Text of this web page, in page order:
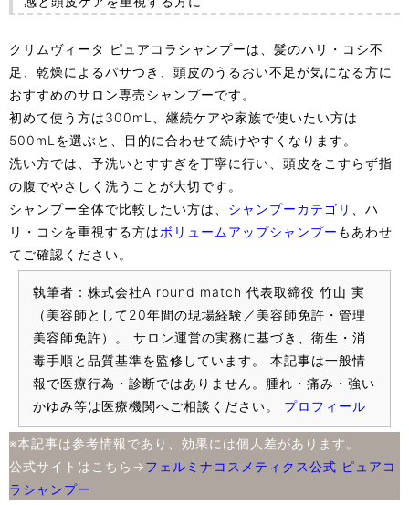
クリムヴィータ ピュアコラシャンプーは、髪のハリ・コシ不
足、乾燥によるパサつき、頭皮のうるおい不足が気になる方に
おすすめのサロン専売シャンプーです。
初めて使う方は300mL、継続ケアや家族で使いたい方は
500mLを選ぶと、目的に合わせて続けやすくなります。
洗い方では、予洗いとすすぎを丁寧に行い、頭皮をこすらず指
の腹でやさしく洗うことが大切です。
シャンプー全体で比較したい方は、 シャンプーカテゴリ
、ハ
リ・コシを重視する方はボリュームアップシャンプー もあわせ
てご確認ください。
執筆者：株式会社A round match 代表取締役 竹山 実
（美容師として20年間の現場経験／美容師免許・管理
美容師免許）。 サロン運営の実務に基づき、衛生・消
毒手順と品質基準を監修しています。 本記事は一般情
報で医療行為・診断ではありません。腫れ・痛み・強い
かゆみ等は医療機関へご相談ください。 プロフィール
※本記事は参考情報であり、効果には個人差があります。
公式サイトはこちら→フェルミナコスメティクス公式 ピュアコ
ラシャンプー